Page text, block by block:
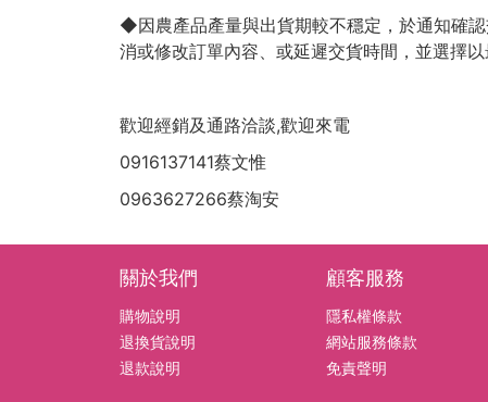
◆因農產品產量與出貨期較不穩定，於通知確
消或修改訂單內容、或延遲交貨時間，並選擇
歡迎經銷及通路洽談,歡迎來電
0916137141蔡文惟
0963627266蔡淘安
關於我們
購物說明
退換貨說明
退款說明
顧客服務
隱私權條款
網站服務條款
免責聲明